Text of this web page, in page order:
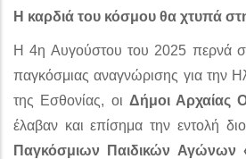
Η καρδιά του κόσμου θα χτυπά
Η 4η Αυγούστου του 2025 περνά
παγκόσμιας αναγνώρισης για την
της Εσθονίας, οι Δήμοι Αρχαίας
έλαβαν και επίσημα την εντολή
Παγκόσμιων Παιδικών